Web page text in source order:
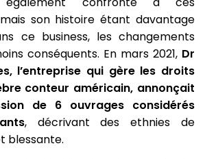
son histoire étant davantage
ce business, les changements
conséquents. En mars 2021, Dr
l’entreprise qui gère les droits
conteur américain, annonçait
de 6 ouvrages considérés
, décrivant des ethnies de
blessante.